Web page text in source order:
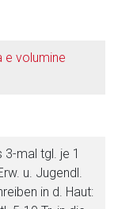
e volumine
3-mal tgl. je 1
u. Jugendl.
in d. Haut: